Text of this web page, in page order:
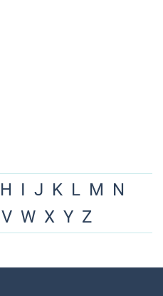
H I J K L M N
V W X Y Z